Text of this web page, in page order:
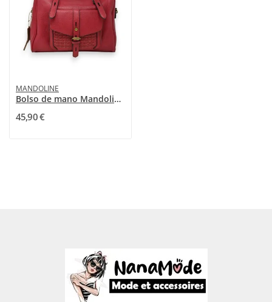
MANDOLINE
Bolso de mano Mandolina Rojo Elegancia
45,90 €